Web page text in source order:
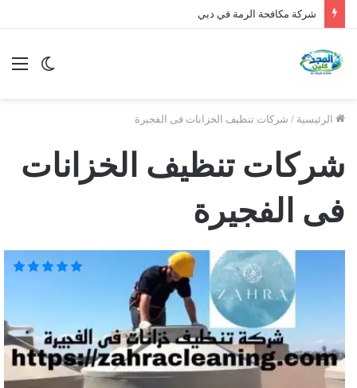
شركة مكافحة الرمة في دبي
الوضع
الرئيسية / شركات تنظيف الخزانات فى الفجيرة
شركات تنظيف الخزانات
فى الفجيرة